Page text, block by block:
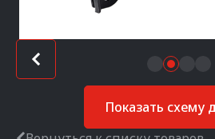
Показать схему